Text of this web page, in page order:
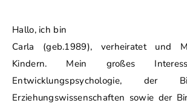
Hallo, ich bin
Carla (geb.1989), verheiratet und
Kindern. Mein großes
Entwicklungspsychologie, der
Erziehungswissenschaften sowie der